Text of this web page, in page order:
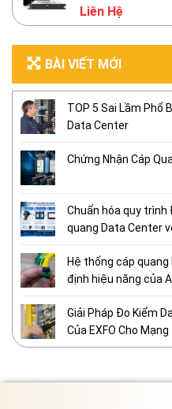
Liên Hệ
BÀI VIẾT MỚI
TOP 5 Sai Lầm Phổ
Data Center
Chứng Nhận Cáp
Chuẩn hóa quy
quang Data Center
Hệ thống cáp
định hiệu năng của
Giải Pháp Đo Kiểm
Của EXFO Cho